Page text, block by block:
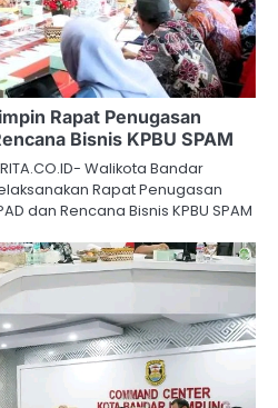
Rapat Penugasan
Bisnis KPBU SPAM
Walikota Bandar
Rapat Penugasan
dan Rencana Bisnis KPBU SPAM